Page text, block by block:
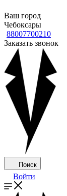
Ваш город
Чебоксары
88007700210
Заказать звонок
Поиск
Войти